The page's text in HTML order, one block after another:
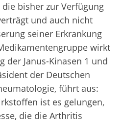
bisher zur Verfügung
und auch nicht
seiner Erkrankung
wirkt
der Janus-Kinasen 1 und
der Deutschen
führt aus:
ist es gelungen,
die die Arthritis